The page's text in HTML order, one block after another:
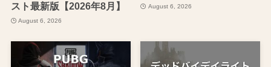
スト最新版【2026年8月】
August 6, 2026
August 6, 2026